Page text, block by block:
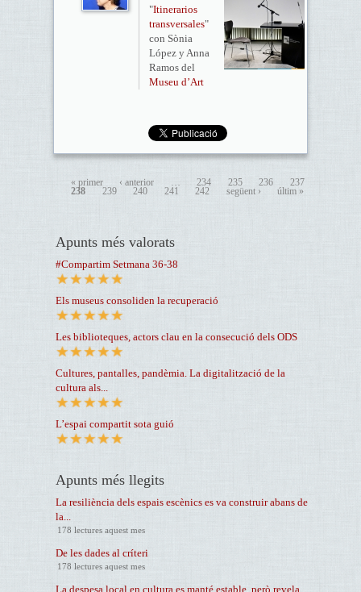
"Itinerarios
transversales"
con Sònia
López y Anna
Ramos del
Museu d’Art
« primer ‹ anterior … 234 235 236
237
238
239 240 241 242 següent › últim »
Apunts més valorats
#Compartim Setmana 36-38
Els museus consoliden la recuperació
Les biblioteques, actors clau en la consecució dels ODS
Cultures, pantalles, pandèmia. La digitalització de la
cultura als...
L’espai compartit sota guió
Apunts més llegits
La resiliència dels espais escènics es va construir abans de
la...
178 lectures aquest mes
De les dades al críteri
178 lectures aquest mes
La despesa local en cultura es manté estable, però revela